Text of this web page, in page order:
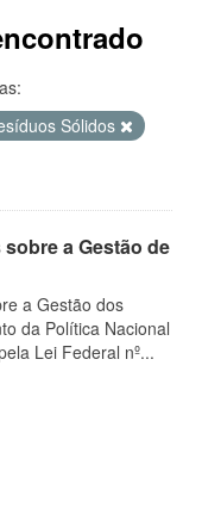
Sólidos
a Gestão de
a Gestão dos
da Política Nacional
Lei Federal nº...